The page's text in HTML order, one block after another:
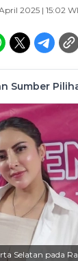
2025 | 15:02
Sumber
Selatan pada